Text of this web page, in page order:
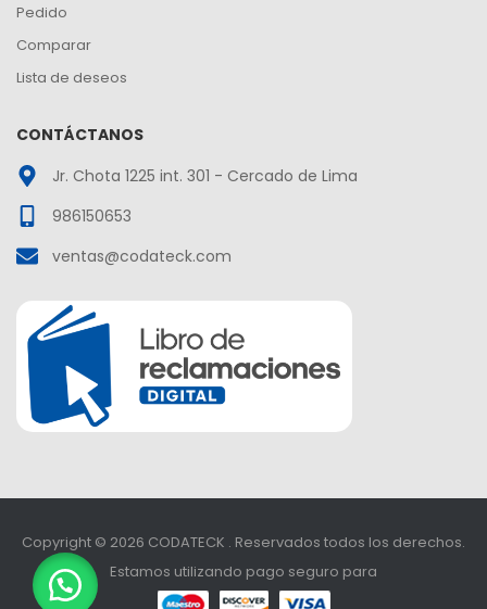
Pedido
Comparar
Lista de deseos
CONTÁCTANOS
Jr. Chota 1225 int. 301 - Cercado de Lima
986150653
ventas@codateck.com
Copyright © 2026 CODATECK . Reservados todos los derechos.
Estamos utilizando pago seguro para